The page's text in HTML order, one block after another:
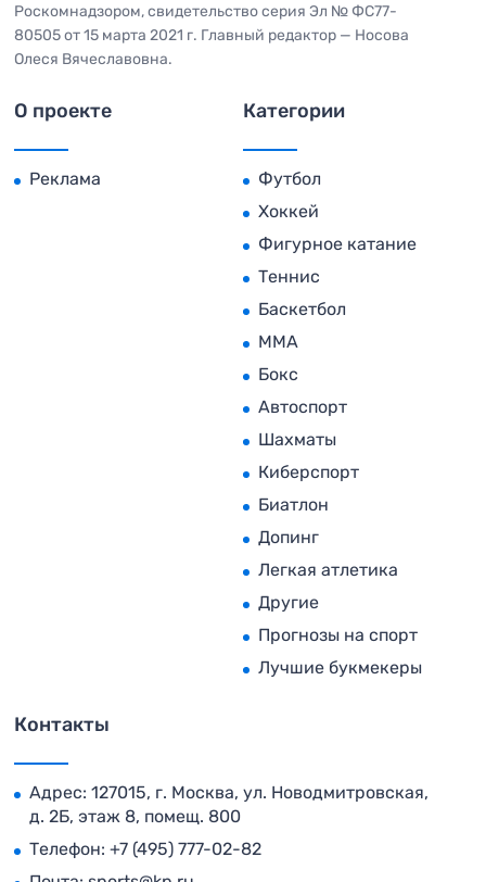
Роскомнадзором, свидетельство серия Эл № ФС77-
80505 от 15 марта 2021 г. Главный редактор — Носова
Олеся Вячеславовна.
О проекте
Реклама
Категории
Футбол
Хоккей
Фигурное катание
Теннис
Баскетбол
MMA
Бокс
Автоспорт
Шахматы
Киберспорт
Биатлон
Допинг
Легкая атлетика
Другие
Прогнозы на спорт
Лучшие букмекеры
Контакты
Адрес: 127015, г. Москва, ул. Новодмитровская,
д. 2Б, этаж 8, помещ. 800
Телефон: +7 (495) 777-02-82